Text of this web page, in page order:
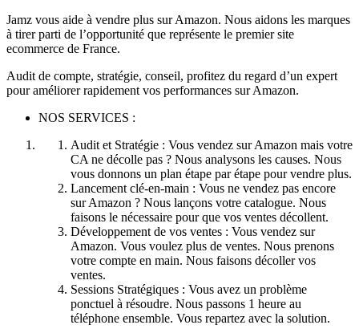
Jamz vous aide à vendre plus sur Amazon. Nous aidons les marques
à tirer parti de l’opportunité que représente le premier site
ecommerce de France.
Audit de compte, stratégie, conseil, profitez du regard d’un expert
pour améliorer rapidement vos performances sur Amazon.
NOS SERVICES :
Audit et Stratégie : Vous vendez sur Amazon mais votre
CA ne décolle pas ? Nous analysons les causes. Nous
vous donnons un plan étape par étape pour vendre plus.
Lancement clé-en-main : Vous ne vendez pas encore
sur Amazon ? Nous lançons votre catalogue. Nous
faisons le nécessaire pour que vos ventes décollent.
Développement de vos ventes : Vous vendez sur
Amazon. Vous voulez plus de ventes. Nous prenons
votre compte en main. Nous faisons décoller vos
ventes.
Sessions Stratégiques : Vous avez un problème
ponctuel à résoudre. Nous passons 1 heure au
téléphone ensemble. Vous repartez avec la solution.